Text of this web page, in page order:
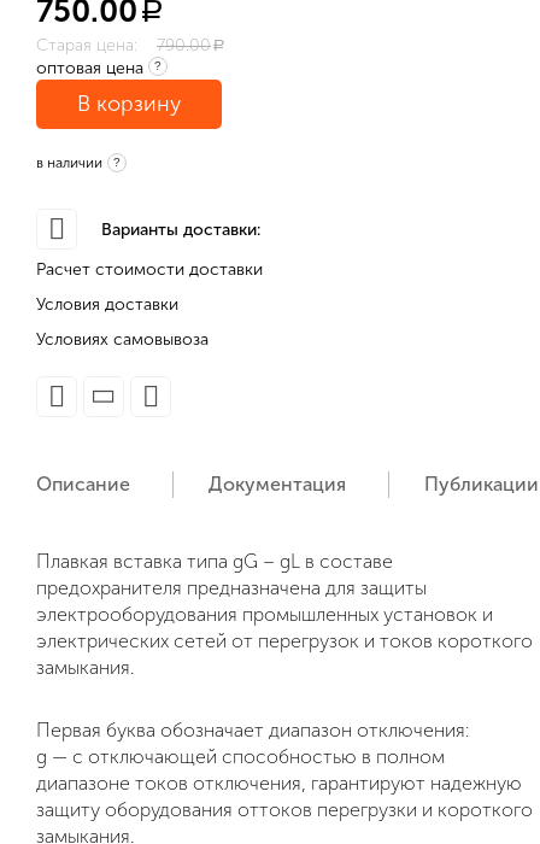
750.00 a
Старая цена: 790.00 a
оптовая цена ?
В корзину
в наличии ?
Варианты доставки:
Расчет стоимости доставки
Условия доставки
Условиях самовывоза
Описание Документация Публикации
Плавкая вставка типа gG – gL в составе
предохранителя предназначена для защиты
электрооборудования промышленных установок и
электрических сетей от перегрузок и токов короткого
замыкания.
Первая буква обозначает диапазон отключения:
g — с отключающей способностью в полном
диапазоне токов отключения, гарантируют надежную
защиту оборудования оттоков перегрузки и короткого
замыкания.